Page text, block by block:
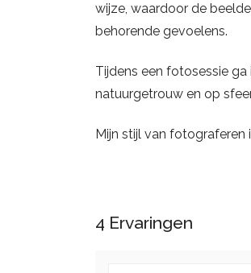
wijze, waardoor de
behorende gevoelens.
Tijdens een fotosessie
natuurgetrouw en op
Mijn stijl van fotograferen
4 Ervaringen